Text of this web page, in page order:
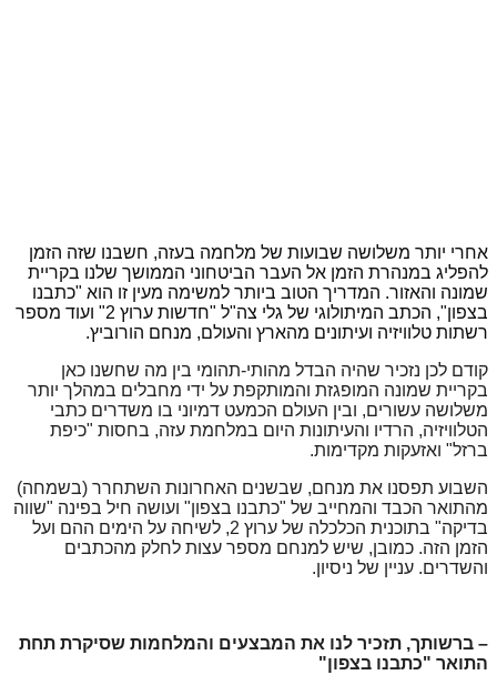
אחרי יותר משלושה שבועות של מלחמה בעזה, חשבנו שזה הזמן
להפליג במנהרת הזמן אל העבר הביטחוני הממושך שלנו בקריית
שמונה והאזור. המדריך הטוב ביותר למשימה מעין זו הוא "כתבנו
בצפון", הכתב המיתולוגי של גלי צה"ל "חדשות ערוץ 2" ועוד מספר
רשתות טלוויזיה ועיתונים מהארץ והעולם, מנחם הורוביץ.
קודם לכן נזכיר שהיה הבדל מהותי-תהומי בין מה שחשנו כאן
בקריית שמונה המופגזת והמותקפת על ידי מחבלים במהלך יותר
משלושה עשורים, ובין העולם הכמעט דמיוני בו משדרים כתבי
הטלוויזיה, הרדיו והעיתונות היום במלחמת עזה, בחסות "כיפת
ברזל" ואזעקות מקדימות.
השבוע תפסנו את מנחם, שבשנים האחרונות השתחרר (בשמחה)
מהתואר הכבד והמחייב של "כתבנו בצפון" ועושה חיל בפינה "שווה
בדיקה" בתוכנית הכלכלה של ערוץ 2, לשיחה על הימים ההם ועל
הזמן הזה. כמובן, שיש למנחם מספר עצות לחלק מהכתבים
והשדרים. עניין של ניסיון.
– ברשותך, תזכיר לנו את המבצעים והמלחמות שסיקרת תחת
התואר "כתבנו בצפון"